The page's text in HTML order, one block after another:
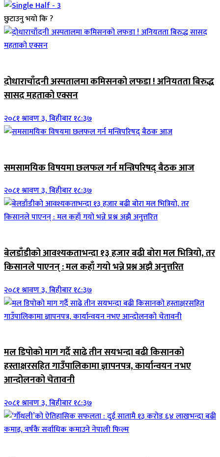
छुटाउनु भयो कि ?
दोधाराचाँदनी अस्पतालमा कमिसनको लफडा ! अनियतता बिरुद्ध
सासद महताको एक्सन
२०८१ श्रावण ३, बिहीबार १८:३७
समसामयिक विषयमा छलफल गर्न मन्त्रिपरिषद् बैठक आज
२०८१ श्रावण ३, बिहीबार १८:३७
बेलडाँडीको आवश्यकताभन्दा १३ हजार बढी बोरा मल भित्रियो, तर
किसानले पाएनन् : मल कहाँ गयो भन्ने प्रश्न अझै अनुत्तरित
२०८१ श्रावण ३, बिहीबार १८:३७
मल डिपोको माग गर्दै साढे तीन सयभन्दा बढी किसानको
हस्ताक्षरसहित गाउँपालिकामा ज्ञापनपत्र, कार्यान्वयन नभए
आन्दोलनको चेतावनी
२०८१ श्रावण ३, बिहीबार १८:३७